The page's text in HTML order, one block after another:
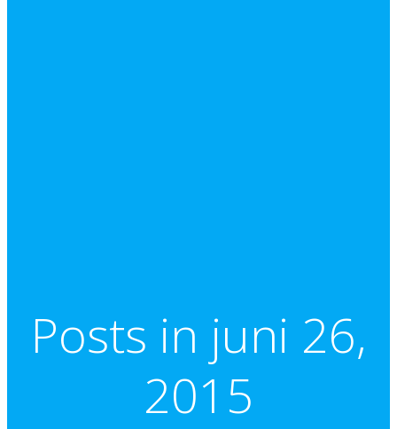
Posts in juni 26,
2015